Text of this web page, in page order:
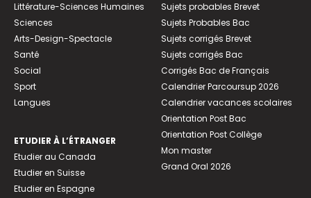
Littérature-Sciences Humaines
Sciences
Arts-Design-Spectacle
Santé
Social
Sport
Langues
ETUDIER À L’ÉTRANGER
Etudier au Canada
Etudier en Suisse
Etudier en Espagne
Sujets probables Brevet
Sujets Probables Bac
Sujets corrigés Brevet
Sujets corrigés Bac
Corrigés Bac de Français
Calendrier Parcoursup 2026
Calendrier vacances scolaires
Orientation Post Bac
Orientation Post Collège
Mon master
Grand Oral 2026